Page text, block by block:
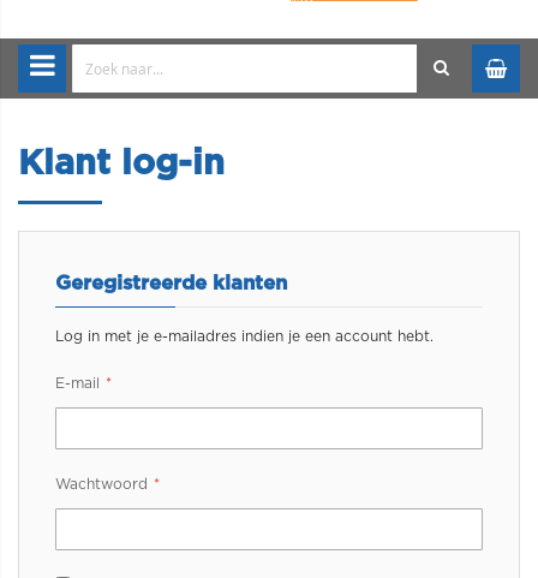
Klant log-in
Geregistreerde klanten
Log in met je e-mailadres indien je een account hebt.
E-mail
Wachtwoord